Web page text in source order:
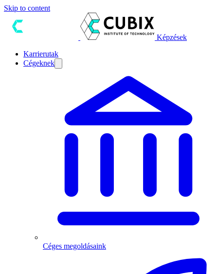
Skip to content
Képzések
Karrierutak
Cégeknek
Céges megoldásaink